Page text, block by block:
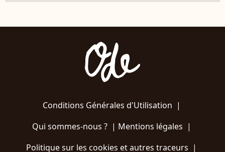
Conditions Générales d'Utilisation |
Qui sommes-nous ?| Mentions légales |
Politique sur les cookies et autres traceurs |